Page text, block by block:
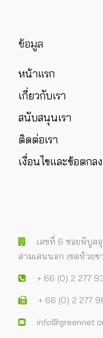
ข้อมูล
หน้าแรก
เกี่ยวกับเรา
สนับสนุนเรา
ติดต่อเรา
เงื่อนไขและข้อตกลง
เลขที่ 6 ซอยพิบูล
สามเสนนอก เขตห้วยข
+ 66 (0) 2 277
+ 66 (0) 2 277